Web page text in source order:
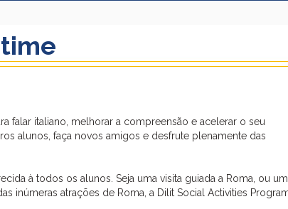
falar italiano, melhorar a compreensão e acelerar o seu
alunos, faça novos amigos e desfrute plenamente das
à todos os alunos. Seja uma visita guiada a Roma, ou um
inúmeras atrações de Roma, a Dilit Social Activities